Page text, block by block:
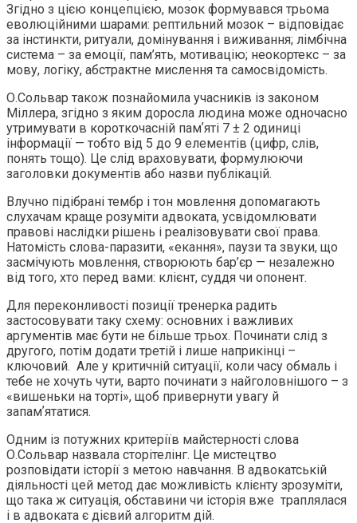
Згідно з цією концепцією, мозок формувався трьома
еволюційними шарами: рептильний мозок – відповідає
за інстинкти, ритуали, домінування і виживання; лімбічна
система – за емоції, пам’ять, мотивацію; неокортекс – за
мову, логіку, абстрактне мислення та самосвідомість.
О.Сольвар також познайомила учасників із законом
Міллера, згідно з яким доросла людина може одночасно
утримувати в короткочасній памʼяті 7 ± 2 одиниці
інформації — тобто від 5 до 9 елементів (цифр, слів,
понять тощо). Це слід враховувати, формулюючи
заголовки документів або назви публікацій.
Влучно підібрані тембр і тон мовлення допомагають
слухачам краще розуміти адвоката, усвідомлювати
правові наслідки рішень і реалізовувати свої права.
Натомість слова-паразити, «екання», паузи та звуки, що
засмічують мовлення, створюють бар’єр — незалежно
від того, хто перед вами: клієнт, суддя чи опонент.
Для переконливості позиції тренерка радить
застосовувати таку схему: основних і важливих
аргументів має бути не більше трьох. Починати слід з
другого, потім додати третій і лише наприкінці –
ключовий. Але у критичній ситуації, коли часу обмаль і
тебе не хочуть чути, варто починати з найголовнішого – з
«вишеньки на торті», щоб привернути увагу й
запамʼятатися.
Одним із потужних критеріїв майстерності слова
О.Сольвар назвала сторітелінг. Це мистецтво
розповідати історії з метою навчання. В адвокатській
діяльності цей метод дає можливість клієнту зрозуміти,
що така ж ситуація, обставини чи історія вже траплялася
і в адвоката є дієвий алгоритм дій.